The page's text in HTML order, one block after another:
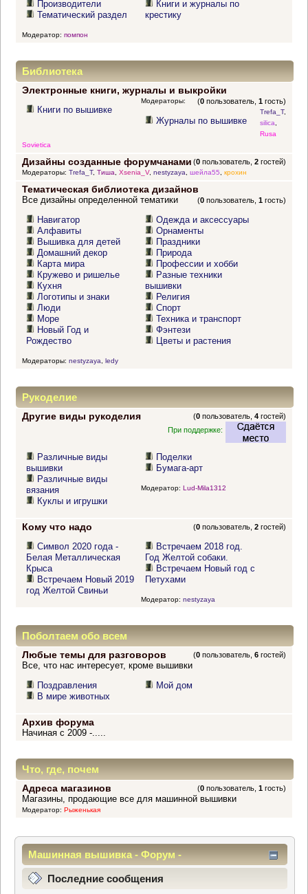
Производители
Тематический раздел
Книги и журналы по
крестику
Модератор: помпон
Библиотека
Электронные книги, журналы и выкройки
(0 пользователь,1 гость)
Книги по вышивке
Журналы по вышивке
Модераторы:
Trefa_T,
silica,
Rusa
Sovietica
Дизайны созданные форумчанами (0 пользователь,2 гостей)
Модераторы: Trefa_T, Тиша, Xsenia_V, nestyzaya, шейла55, крохин
Тематическая библиотека дизайнов
(0 пользователь,1 гость)
Все дизайны определенной тематики
Навигатор
Алфавиты
Вышивка для детей
Домашний декор
Карта мира
Кружево и ришелье
Кухня
Логотипы и знаки
Люди
Море
Новый Год и
Рождество
Одежда и аксессуары
Орнаменты
Праздники
Природа
Профессии и хобби
Разные техники
вышивки
Религия
Спорт
Техника и транспорт
Фэнтези
Цветы и растения
Модераторы: nestyzaya ledy
Рукоделие
Другие виды рукоделия (0 пользователь,4 гостей)
При поддержке:
Различные виды
вышивки
Различные виды
вязания
Куклы и игрушки
Поделки
Бумага-арт
Модератор: Lud-Mila1312
Кому что надо (0 пользователь,2 гостей)
Символ 2020 года -
Белая Металлическая
Крыса
Встречаем Новый 2019
год Желтой Свиньи
Встречаем 2018 год.
Год Желтой собаки.
Встречаем Новый год с
Петухами
Модератор: nestyzaya
Поболтаем обо всем
Любые темы для разговоров (0 пользователь,6 гостей)
Все, что нас интересует, кроме вышивки
Поздравления
В мире животных
Мой дом
Архив форума
Начиная с 2009 -.....
Что, где, почем
Адреса магазинов (0 пользователь,1 гость)
Магазины, продающие все для машинной вышивки
Модератор: Рыженькая
Машинная вышивка - Форум -
Информационный центр
Последние сообщения